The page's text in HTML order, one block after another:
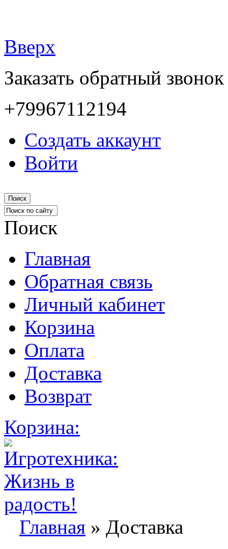
Вверх
Заказать обратный звонок
+79967112194
Создать аккаунт
Войти
Поиск
Поиск
Главная
Обратная связь
Личный кабинет
Корзина
Оплата
Доставка
Возврат
Корзина:
Главная » Доставка